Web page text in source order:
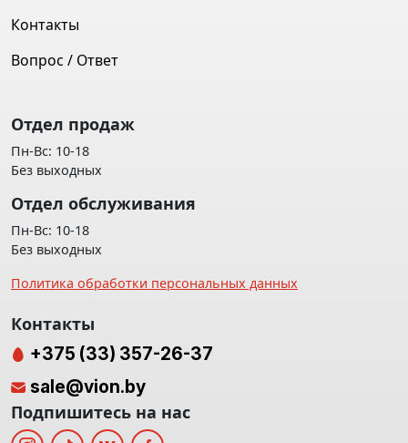
Контакты
Вопрос / Ответ
Отдел продаж
Пн-Вс: 10-18
Без выходных
Отдел обслуживания
Пн-Вс: 10-18
Без выходных
Политика обработки персональных данных
Контакты
+375 (33) 357-26-37
sale@vion.by
Подпишитесь на нас